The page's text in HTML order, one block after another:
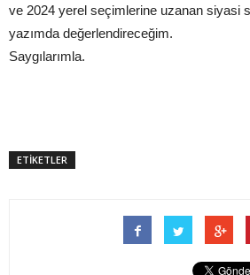
ve 2024 yerel seçimlerine uzanan siyasi
yazımda değerlendireceğim.
Saygılarımla.
ETİKETLER